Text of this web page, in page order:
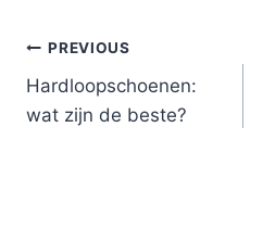
Post
navigation
PREVIOUS
Hardloopschoenen:
wat zijn de beste?